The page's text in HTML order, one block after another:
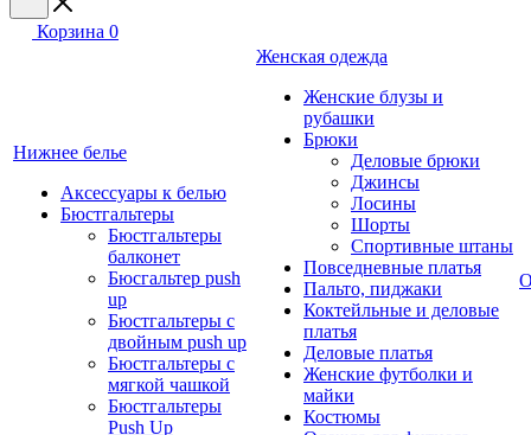
Корзина 0
Нижнее белье
Аксессуары к белью
Бюстгальтеры
Бюстгальтеры
балконет
Бюсгальтер push
up
Бюстгальтеры с
двойным push up
Бюстгальтеры с
мягкой чашкой
Бюстгальтеры
Push Up
Женская одежда
Женские блузы и
рубашки
Брюки
Деловые брюки
Джинсы
Лосины
Шорты
Спортивные штаны
Повседневные платья
Пальто, пиджаки
Коктейльные и деловые
платья
Деловые платья
Женские футболки и
майки
Костюмы